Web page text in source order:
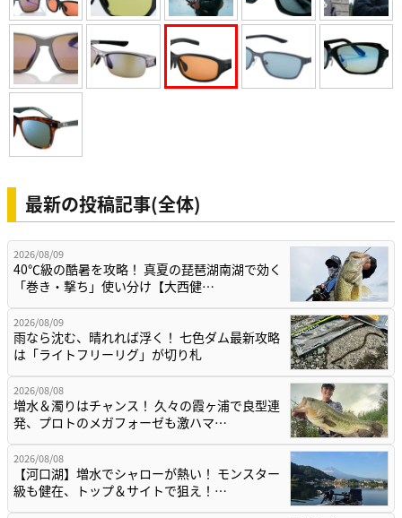
最新の投稿記事(全体)
2026/08/09
40℃級の酷暑を攻略！ 真夏の琵琶湖南湖で効く
「巻き・撃ち」使い分け【大西健…
2026/08/09
雨なら沈む、晴れれば浮く！ 七色ダム最新攻略
は「ライトフリーリグ」が切り札
2026/08/08
増水＆濁りはチャンス！ 久々の霞ヶ浦で良型連
発、プロトのメガフォーゼも激ハマ…
2026/08/08
【河口湖】増水でシャローが熱い！ モンスター
級も健在、トップ＆サイトで狙え！…